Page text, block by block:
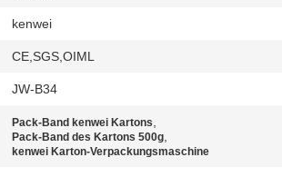
kenwei
CE,SGS,OIML
JW-B34
Pack-Band kenwei Kartons,
Pack-Band des Kartons 500g,
kenwei Karton-Verpackungsmaschine